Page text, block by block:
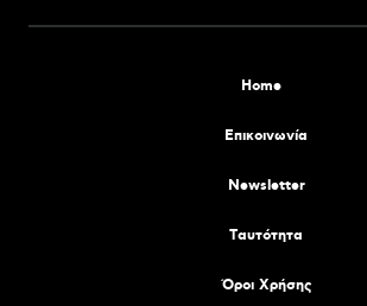
Home
Επικοινωνία
Newsletter
Tαυτότητα
Όροι Χρήσης